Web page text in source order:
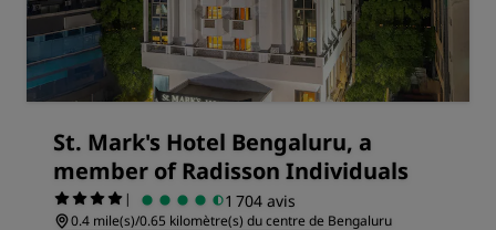
St. Mark's Hotel Bengaluru, a
member of Radisson Individuals
| 1 704 avis
0.4 mile(s)/0.65 kilomètre(s) du centre de Bengaluru